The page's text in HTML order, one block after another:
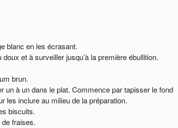
blanc en les écrasant.
et à surveiller jusqu’à la première ébullition.
brun.
à un dans le plat. Commence par tapisser le fond
les inclure au milieu de la préparation.
biscuits.
fraises.